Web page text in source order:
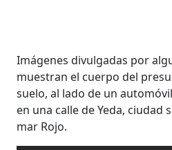
Imágenes divulgadas por
muestran el cuerpo del
suelo, al lado de un
en una calle de Yeda, ciudad
mar Rojo.